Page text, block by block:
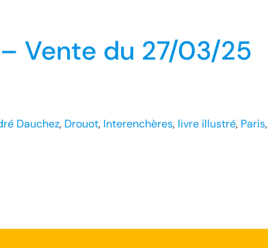
Vente du 27/03/25
Dauchez, Drouot, Interenchères, livre illustré, Paris,